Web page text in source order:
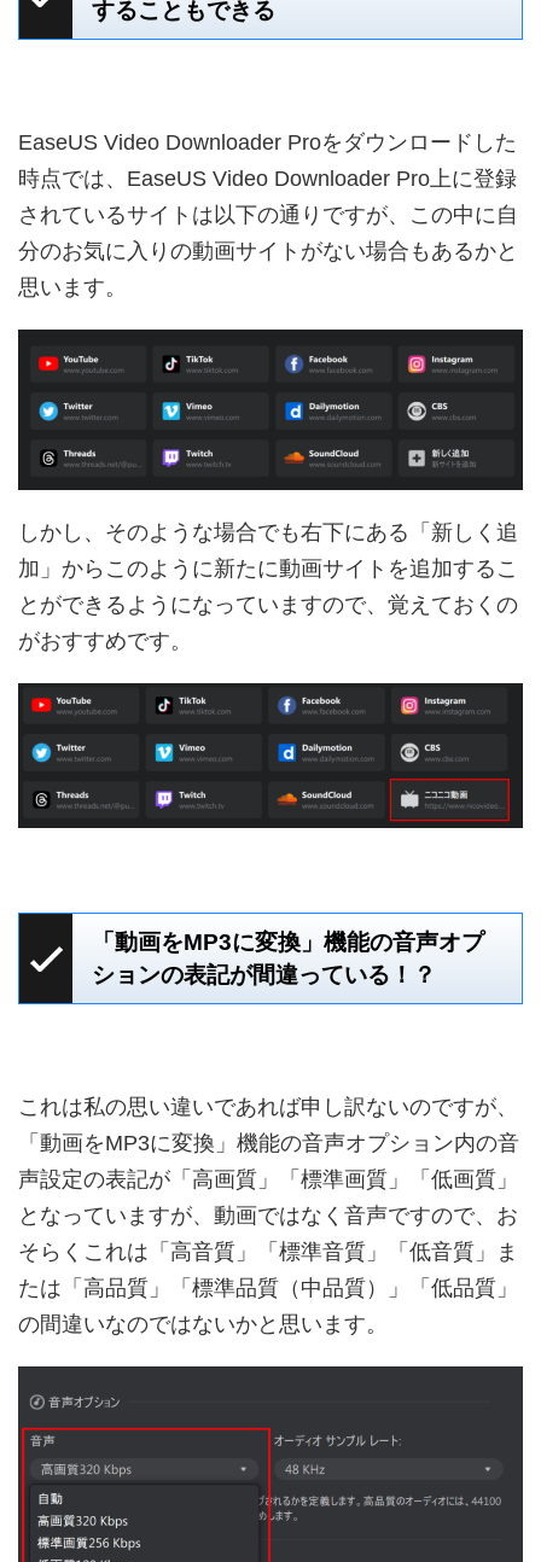
することもできる
EaseUS Video Downloader Proをダウンロードした
時点では、EaseUS Video Downloader Pro上に登録
されているサイトは以下の通りですが、この中に自
分のお気に入りの動画サイトがない場合もあるかと
思います。
しかし、そのような場合でも右下にある「新しく追
加」からこのように新たに動画サイトを追加するこ
とができるようになっていますので、覚えておくの
がおすすめです。
「動画をMP3に変換」機能の音声オプ
ションの表記が間違っている！？
これは私の思い違いであれば申し訳ないのですが、
「動画をMP3に変換」機能の音声オプション内の音
声設定の表記が「高画質」「標準画質」「低画質」
となっていますが、動画ではなく音声ですので、お
そらくこれは「高音質」「標準音質」「低音質」ま
たは「高品質」「標準品質（中品質）」「低品質」
の間違いなのではないかと思います。